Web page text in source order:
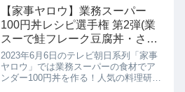
レンジラーメンを考案されていまし
た。こちらでは とものもとの...
【家事ヤロウ】業務スーパー
100円丼レシピ選手権 第2弾(業
スーで鮭フレーク豆腐丼・さば
フレークなめろう丼など)6月6日
2023年6月6日のテレビ朝日系列「家事
ヤロウ」では業務スーパーの食材でア
ンダー100円丼を作る！人気の料理研究